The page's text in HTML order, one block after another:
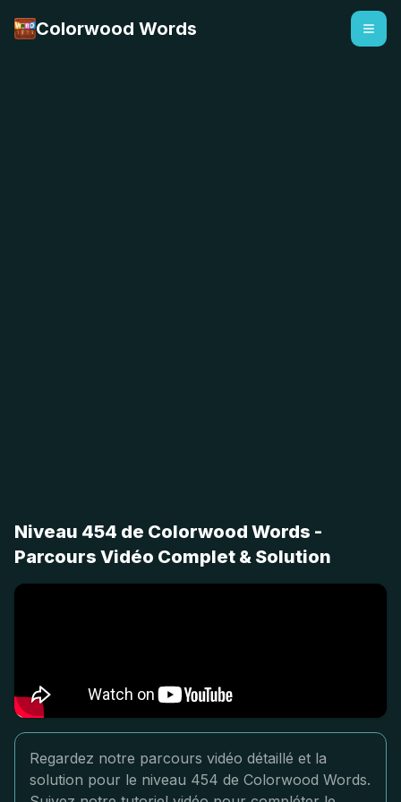
Colorwood Words
Niveau 454 de Colorwood Words -
Parcours Vidéo Complet & Solution
Regardez notre parcours vidéo détaillé et la
solution pour le niveau 454 de Colorwood Words.